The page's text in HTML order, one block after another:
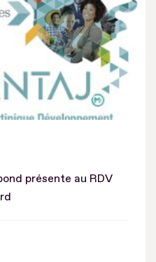
présente au RDV